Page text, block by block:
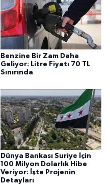
Benzine Bir Zam Daha
Geliyor: Litre Fiyatı 70 TL
Sınırında
Dünya Bankası Suriye İçin
100 Milyon Dolarlık Hibe
Veriyor: İşte Projenin
Detayları